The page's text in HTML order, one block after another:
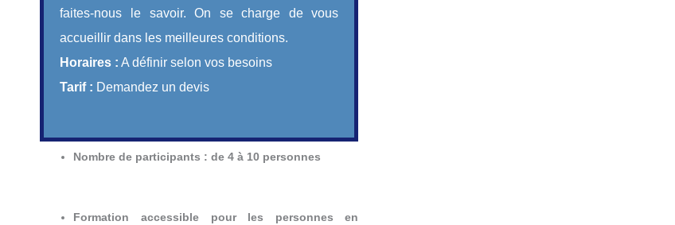
faites-nous le savoir. On se charge de vous
accueillir dans les meilleures conditions.
Horaires : A définir selon vos besoins
Tarif : Demandez un devis
Nombre de participants : de 4 à 10 personnes
Formation accessible pour les personnes en